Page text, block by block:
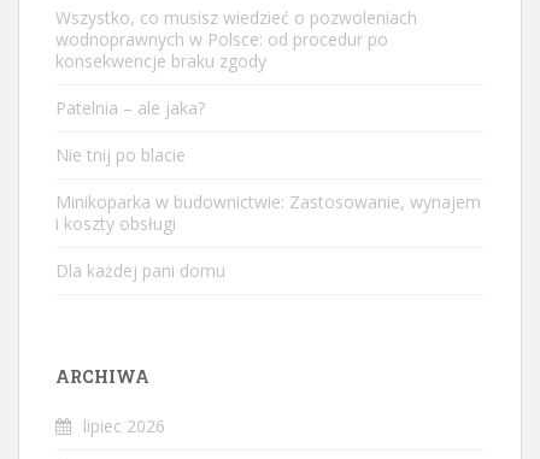
Wszystko, co musisz wiedzieć o pozwoleniach
wodnoprawnych w Polsce: od procedur po
konsekwencje braku zgody
Patelnia – ale jaka?
Nie tnij po blacie
Minikoparka w budownictwie: Zastosowanie, wynajem
i koszty obsługi
Dla każdej pani domu
ARCHIWA
lipiec 2026